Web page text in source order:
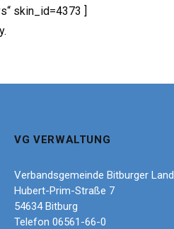
skin_id=4373 ]
VG VERWALTUNG
Verbandsgemeinde Bitburger Land
Hubert-Prim-Straße 7
54634 Bitburg
Telefon 06561-66-0